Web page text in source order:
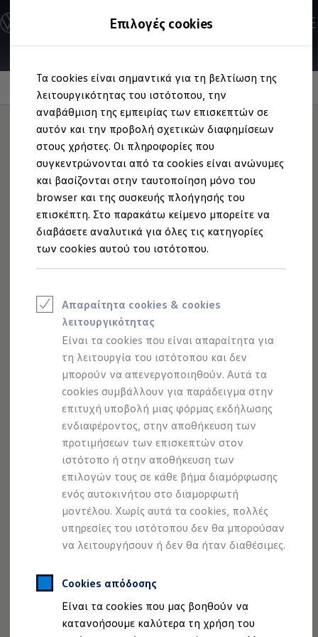
Επιλογές cookies
Τα cookies είναι σημαντικά για τη βελτίωση της
λειτουργικότητας του ιστότοπου, την
αναβάθμιση της εμπειρίας των επισκεπτών σε
αυτόν και την προβολή σχετικών διαφημίσεων
στους χρήστες. Οι πληροφορίες που
συγκεντρώνονται από τα cookies είναι ανώνυμες
και βασίζονται στην ταυτοποίηση μόνο του
browser και της συσκευής πλοήγησής του
επισκέπτη. Στο παρακάτω κείμενο μπορείτε να
διαβάσετε αναλυτικά για όλες τις κατηγορίες
των cookies αυτού του ιστότοπου.
Απαραίτητα cookies & cookies
λειτουργικότητας
Είναι τα cookies που είναι απαραίτητα για
τη λειτουργία του ιστότοπου και δεν
μπορούν να απενεργοποιηθούν. Αυτά τα
cookies συμβάλλουν για παράδειγμα στην
επιτυχή υποβολή μιας φόρμας εκδήλωσης
ενδιαφέροντος, στην αποθήκευση των
προτιμήσεων των επισκεπτών στον
ιστότοπο ή στην αποθήκευση των
επιλογών τους σε κάθε βήμα διαμόρφωσης
ενός αυτοκινήτου στο διαμορφωτή
μοντέλου. Χωρίς αυτά τα cookies, πολλές
υπηρεσίες του ιστότοπου δεν θα μπορούσαν
να λειτουργήσουν ή δεν θα ήταν διαθέσιμες.
Cookies απόδοσης
Είναι τα cookies που μας βοηθούν να
κατανοήσουμε καλύτερα τη χρήση του
στο
περιεχόμενο
στο
footer
Ανακαλύψτε τα Μοντέλα
Διαμορφώστε το Volkswagen σας
Επαγγελματικά Οχήματα Volkswagen
Ηλεκτρικά & eHybrid μοντέλα
Ηλεκτρικά μοντέλα
ID.3 Neo
Νέο ID. Polo
ID.4
ID.4 GTX
ID.5
ID.5 GTX
ID.7
ID.7 GTX
ID. Buzz
ID. Buzz Cargo
ID. CROSS
eHybrid μοντέλα
Golf GTE
Νέο Tayron ehybrid
e-Tools για ηλεκτρικά αυτοκίνητα
Προσομοιωτής αυτονομίας
Προσομοιωτής χρόνου φόρτισης
Προσομοιωτής κόστους φόρτισης
ID. Ενημερώσεις λογισμικού
We Charge - Υπηρεσία Φόρτισης
Εύρεση δημόσιων σημείων φόρτισης
ID. Charger
Ενημέρωση ID.
Πλατφόρμα MEB
Μύθοι & Αλήθειες για την ηλεκτροκίνηση
Πού μπορώ να φορτίσω;
Πόσο μακριά μπορώ να φτάσω;
Πώς μπορώ να πληρώσω;
Πώς μπορώ να φορτίσω;
Η αντλία θερμότητας στα ID.
Η λειτουργία ανάκτησης ενέργειας κατά την
Το σύστημα πέδησης στα ID.
Διαθέσιμα νέα και μεταχειρισμένα αυτοκίνητα
Διαθέσιμα νέα αυτοκίνητα
Χρηματοδότηση και Leasing
Volkswagen Easy Living
Χρηματοδότηση Auto Credit
Χρηματοδότηση Classic Credit
Καινοτόμες Τεχνολογίες
Travel Assist
Διατηρεί εσάς στη
λωρίδα σας.Και τους
άλλους σε απόσταση